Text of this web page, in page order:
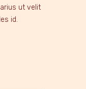
ut velit
id.